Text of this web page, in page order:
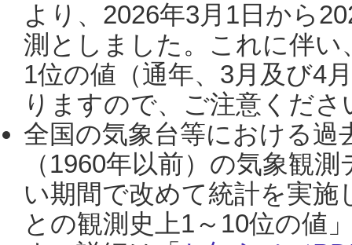
より、2026年3月1日から
測としました。これに伴い
1位の値（通年、3月及び4
りますので、ご注意くだ
全国の気象台等における過
（1960年以前）の気象観
い期間で改めて統計を実
との観測史上1～10位の値